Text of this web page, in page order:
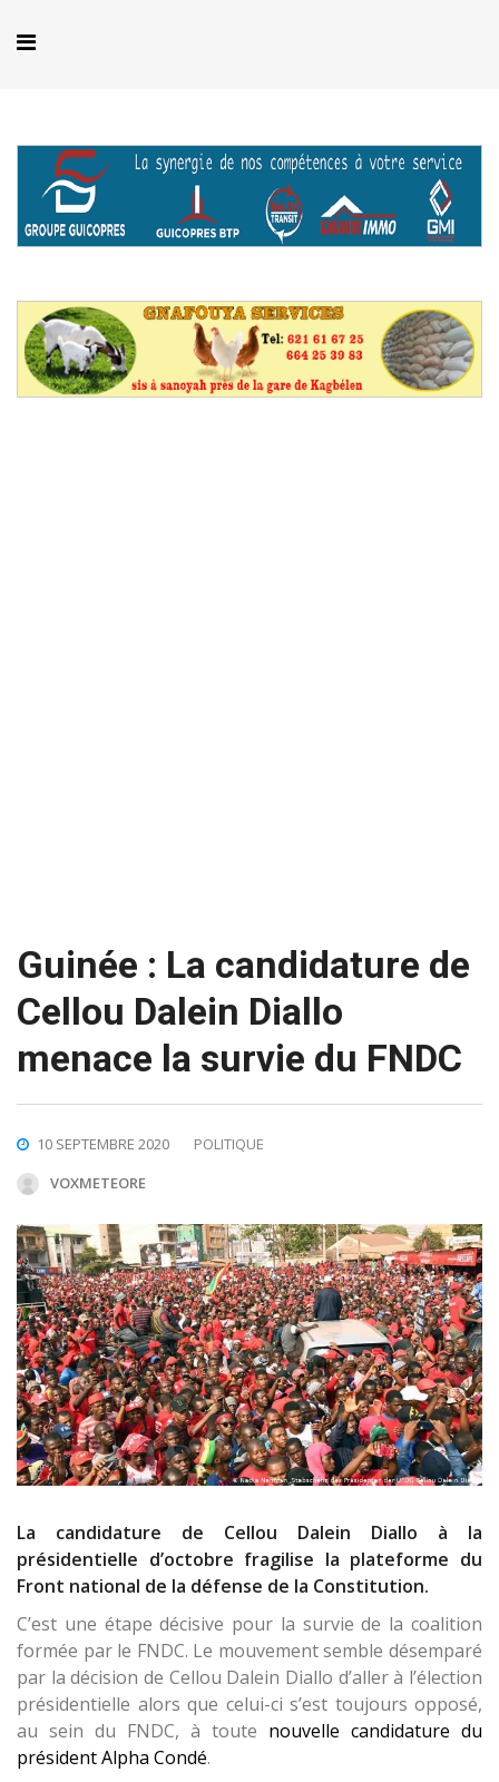
Guinée : La candidature de
Cellou Dalein Diallo
menace la survie du FNDC
10 SEPTEMBRE 2020
POLITIQUE
VOXMETEORE
La candidature de Cellou Dalein Diallo à la
présidentielle d’octobre fragilise la plateforme du
Front national de la défense de la Constitution.
C’est une étape décisive pour la survie de la coalition
formée par le FNDC. Le mouvement semble désemparé
par la décision de Cellou Dalein Diallo d’aller à l’élection
présidentielle alors que celui-ci s’est toujours opposé,
au sein du FNDC, à toute nouvelle candidature du
président Alpha Condé.